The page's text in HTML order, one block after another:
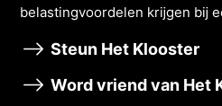
belastingvoordelen krĳgen bĳ
Steun Het Klooster
Word vriend van Het